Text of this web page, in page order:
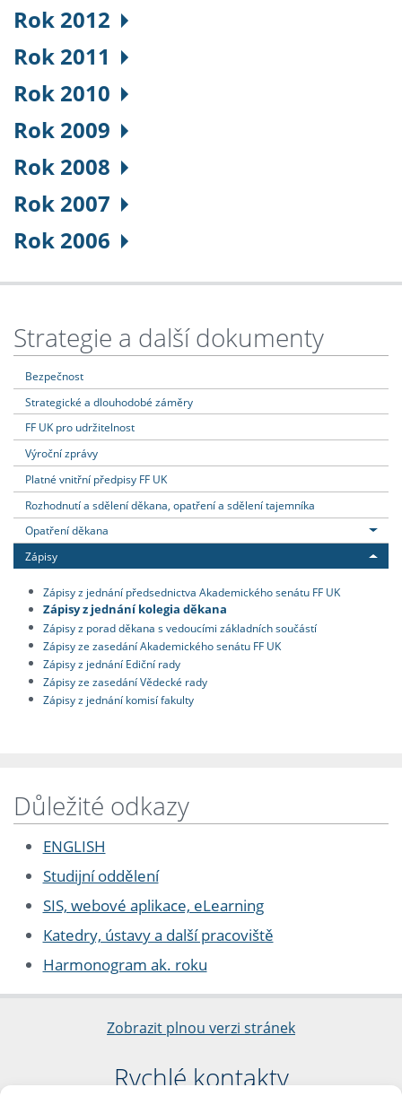
Rok 2012
Rok 2011
Rok 2010
Rok 2009
Rok 2008
Rok 2007
Rok 2006
Strategie a další dokumenty
Bezpečnost
Strategické a dlouhodobé záměry
FF UK pro udržitelnost
Výroční zprávy
Platné vnitřní předpisy FF UK
Rozhodnutí a sdělení děkana, opatření a sdělení tajemníka
Opatření děkana
Zápisy
Zápisy z jednání předsednictva Akademického senátu FF UK
Zápisy z jednání kolegia děkana
Zápisy z porad děkana s vedoucími základních součástí
Zápisy ze zasedání Akademického senátu FF UK
Zápisy z jednání Ediční rady
Zápisy ze zasedání Vědecké rady
Zápisy z jednání komisí fakulty
Důležité odkazy
ENGLISH
Studijní oddělení
SIS, webové aplikace, eLearning
Katedry, ústavy a další pracoviště
Harmonogram ak. roku
Zobrazit plnou verzi stránek
Rychlé kontakty